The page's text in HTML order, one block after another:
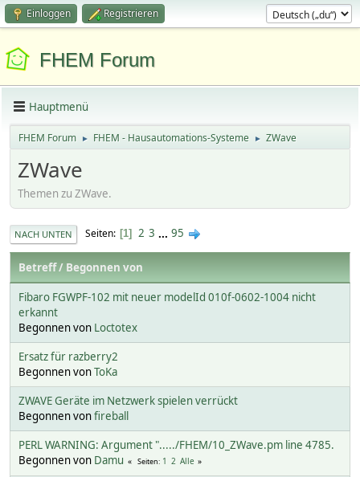
Einloggen Registrieren
FHEM Forum
Hauptmenü
FHEM Forum ► FHEM - Hausautomations-Systeme ► ZWave
ZWave
Themen zu ZWave.
NACH UNTEN Seiten 1 2 3 ... 95
Betreff/ Begonnen von
Fibaro FGWPF-102 mit neuer modelId 010f-0602-1004 nicht
erkannt
Begonnen von Loctotex
Ersatz für razberry2
Begonnen vonToKa
ZWAVE Geräte im Netzwerk spielen verrückt
Begonnen vonfireball
PERL WARNING: Argument "...../FHEM/10_ZWave.pm line 4785.
Begonnen von Damu Seiten 1 2 Alle